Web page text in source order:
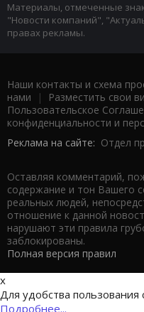
Материалы, отмеченные
"Новости компаний",
правах рекламы.
Наши контакты и схема
нами | Разместить свои
Пользовательское
конфиденциальности и
Реклама на сайте: Отдел
Оставляя комментарий,
содержание и тон Вашего
реальных людей,
отношение к данной
нарушают эти правила
заблокированы.
Полная версия правил
x
Для удобства пользования
Подробнее...